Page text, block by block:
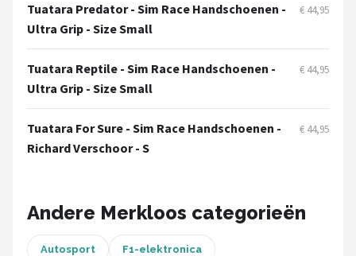
Racesturen
Shop
POPULAIRE MERKEN
Sparco
Red Bull Racing
Tuatara Predator - Sim Race Handschoenen -
Ultra Grip - Size Small
€ 44,95
Tuatara Reptile - Sim Race Handschoenen -
Ultra Grip - Size Small
€ 44,95
Tuatara For Sure - Sim Race Handschoenen -
Richard Verschoor - S
€ 44,95
Andere Merkloos categorieën
Autosport F1-elektronica